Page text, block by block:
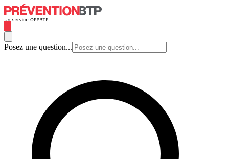
Posez une question...